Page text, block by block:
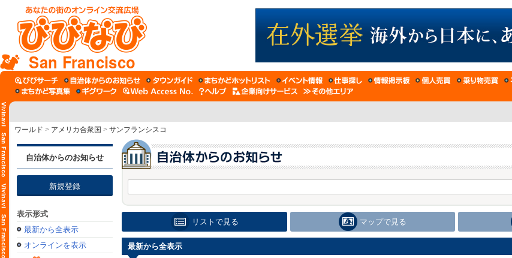
San Francisco
ワールド > アメリカ合衆国 > サンフランシスコ
自治体からのお知らせ
新規登録
表示形式
最新から全表示
オンラインを表示
リストで見る マップで見る
最新から全表示